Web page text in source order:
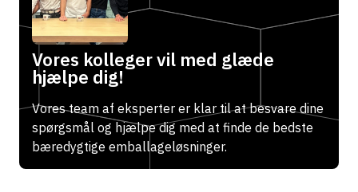
Vores kolleger vil med glæde
hjælpe dig!
Vores team af eksperter er klar til at besvare dine
spørgsmål og hjælpe dig med at finde de bedste
bæredygtige emballageløsninger.